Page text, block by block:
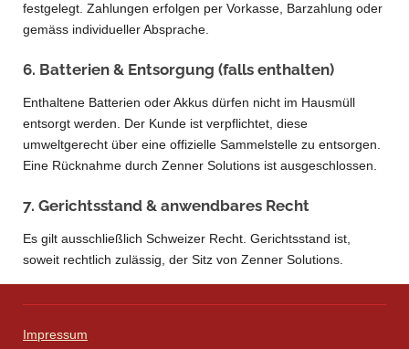
festgelegt. Zahlungen erfolgen per Vorkasse, Barzahlung oder
gemäss individueller Absprache.
6. Batterien & Entsorgung (falls enthalten)
Enthaltene Batterien oder Akkus dürfen nicht im Hausmüll
entsorgt werden. Der Kunde ist verpflichtet, diese
umweltgerecht über eine offizielle Sammelstelle zu entsorgen.
Eine Rücknahme durch Zenner Solutions ist ausgeschlossen.
7. Gerichtsstand & anwendbares Recht
Es gilt ausschließlich Schweizer Recht. Gerichtsstand ist,
soweit rechtlich zulässig, der Sitz von Zenner Solutions.
Impressum